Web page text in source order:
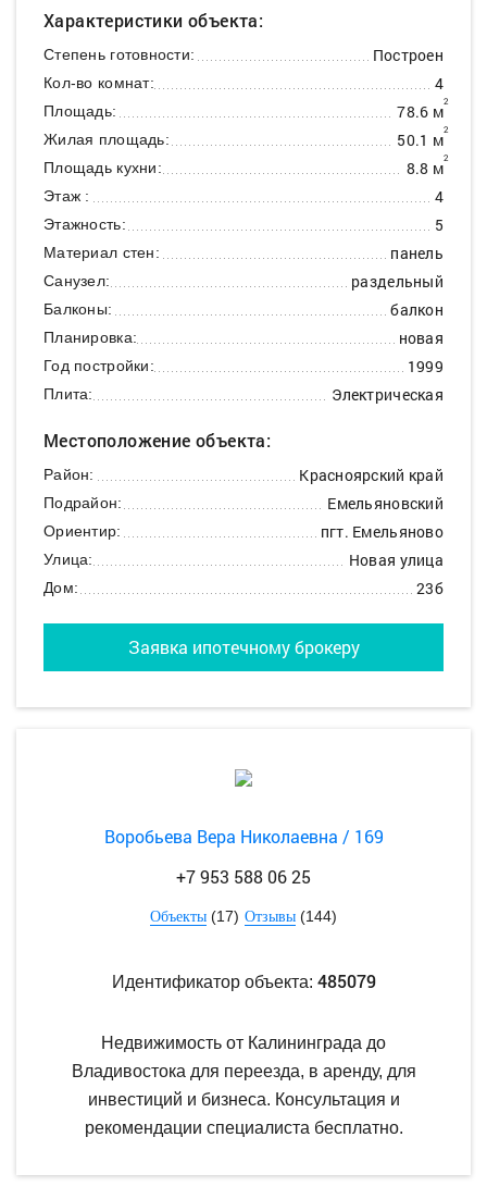
Характеристики объекта:
Степень готовности: Построен
Кол-во комнат: 4
Площадь: 78.6 м2
Жилая площадь: 50.1 м2
Площадь кухни: 8.8 м2
Этаж : 4
Этажность: 5
Материал стен: панель
Санузел: раздельный
Балконы: балкон
Планировка: новая
Год постройки: 1999
Плита: Электрическая
Местоположение объекта:
Район: Красноярский край
Подрайон: Емельяновский
Ориентир: пгт. Емельяново
Улица: Новая улица
Дом: 23б
Заявка ипотечному брокеру
Воробьева Вера Николаевна / 169
+7 953 588 06 25
Объекты (17) Отзывы (144)
Идентификатор объекта: 485079
Недвижимость от Калининграда до
Владивостока для переезда, в аренду, для
инвестиций и бизнеса. Консультация и
рекомендации специалиста бесплатно.